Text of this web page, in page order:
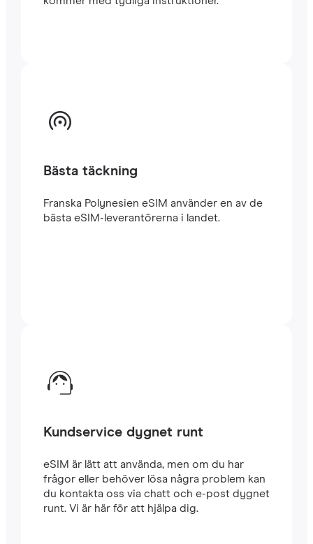
Bästa täckning
Franska Polynesien eSIM använder en av de
bästa eSIM-leverantörerna i landet.
Kundservice dygnet runt
eSIM är lätt att använda, men om du har
frågor eller behöver lösa några problem kan
du kontakta oss via chatt och e-post dygnet
runt. Vi är här för att hjälpa dig.